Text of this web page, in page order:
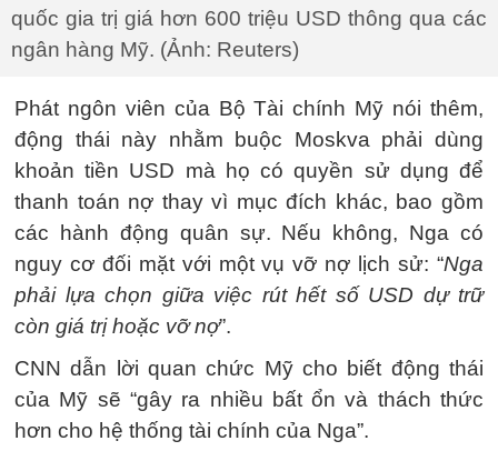
quốc gia trị giá hơn 600 triệu USD thông qua các
ngân hàng Mỹ. (Ảnh: Reuters)
Phát ngôn viên của Bộ Tài chính Mỹ nói thêm,
động thái này nhằm buộc Moskva phải dùng
khoản tiền USD mà họ có quyền sử dụng để
thanh toán nợ thay vì mục đích khác, bao gồm
các hành động quân sự. Nếu không, Nga có
nguy cơ đối mặt với một vụ vỡ nợ lịch sử: “Nga
phải lựa chọn giữa việc rút hết số USD dự trữ
còn giá trị hoặc vỡ nợ”.
CNN dẫn lời quan chức Mỹ cho biết động thái
của Mỹ sẽ “gây ra nhiều bất ổn và thách thức
hơn cho hệ thống tài chính của Nga”.